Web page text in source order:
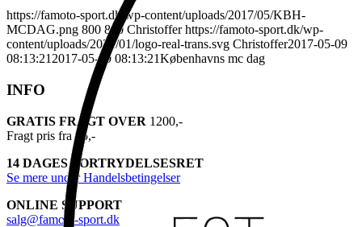
https://famoto-sport.dk/wp-content/uploads/2017/05/KBH-
MCDAG.png 800 800 Christoffer https://famoto-sport.dk/wp-
content/uploads/2021/01/logo-real-trans.svg Christoffer2017-05-09
08:13:21 2017-05-09 08:13:21Københavns mc dag
INFO
GRATIS FRAGT OVER 1200,-
Fragt pris fra 45,-
14 DAGES FORTRYDELSESRET
Se mere under Handelsbetingelser
ONLINE SUPPORT
salg@famoto-sport.dk